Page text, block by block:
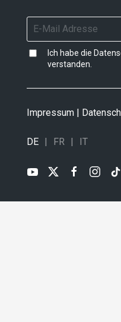
Ich habe die
verstanden.
Impressum
DE FR IT